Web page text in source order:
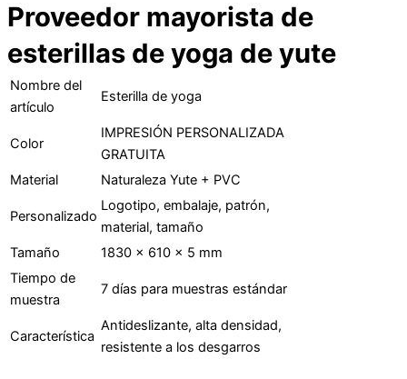
Proveedor mayorista de
esterillas de yoga de yute
Nombre del
artículo
Esterilla de yoga
Color
IMPRESIÓN PERSONALIZADA
GRATUITA
Material
Naturaleza Yute + PVC
Personalizado
Logotipo, embalaje, patrón,
material, tamaño
Tamaño
1830 × 610 × 5 mm
Tiempo de
muestra
7 días para muestras estándar
Característica
Antideslizante, alta densidad,
resistente a los desgarros